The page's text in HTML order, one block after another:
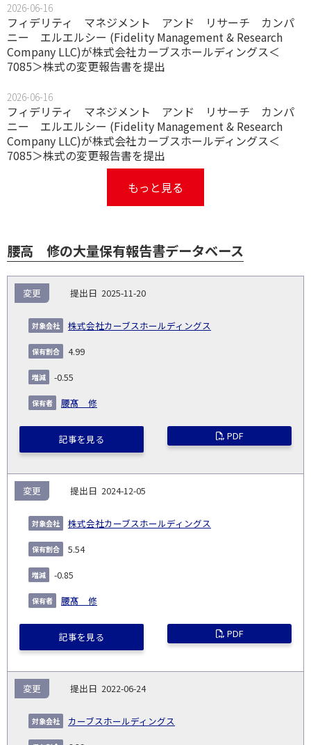
2026-06-16
フィデリティ マネジメント アンド リサーチ カンパ
ニー エルエルシー (Fidelity Management & Research
Company LLC)が株式会社カーブスホールディングス＜
7085＞株式の変更報告書を提出
2026-06-16
フィデリティ マネジメント アンド リサーチ カンパ
ニー エルエルシー (Fidelity Management & Research
Company LLC)が株式会社カーブスホールディングス＜
7085＞株式の変更報告書を提出
もっと見る
腰高 修の大量保有報告書データベース
NO.
告
義
務
発
生
日
出
コー
象
業
種
割
2025-11-20
株式会社カーブスホールディングス
変更
4.99
-0.55
腰髙 修
記事を見る PDF
2024-12-05
株式会社カーブスホールディングス
変更
5.54
-0.85
腰髙 修
記事を見る PDF
2022-06-24
カーブスホールディングス
変更